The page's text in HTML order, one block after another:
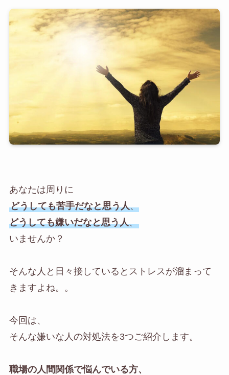
あなたは周りに
どうしても苦手だなと思う人、
どうしても嫌いだなと思う人、
いませんか？
そんな人と日々接しているとストレスが溜まって
きますよね。。
今回は、
そんな嫌いな人の対処法を3つご紹介します。
職場の人間関係で悩んでいる方、